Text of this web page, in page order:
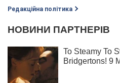
Редакційна політика